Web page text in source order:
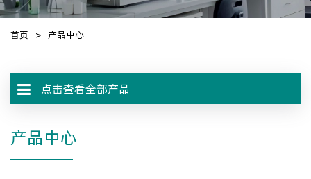
首页 > 产品中心
点击查看全部产品
产品中心